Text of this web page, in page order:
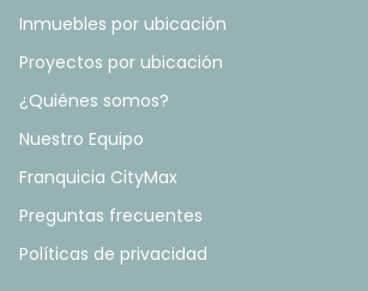
Inmuebles por ubicación
Proyectos por ubicación
¿Quiénes somos?
Nuestro Equipo
Franquicia CityMax
Preguntas frecuentes
Políticas de privacidad